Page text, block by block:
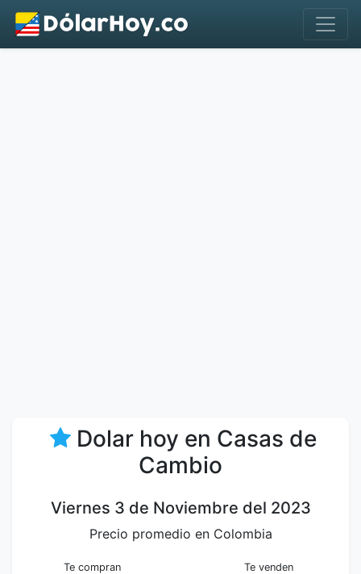
Dolar hoy en Casas de
Cambio
Viernes 3 de Noviembre del 2023
Precio promedio en Colombia
Te compran Te venden